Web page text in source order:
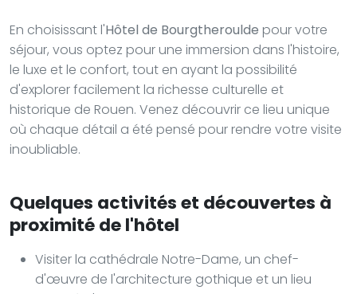
En choisissant l'Hôtel de Bourgtheroulde pour votre
séjour, vous optez pour une immersion dans l'histoire,
le luxe et le confort, tout en ayant la possibilité
d'explorer facilement la richesse culturelle et
historique de Rouen. Venez découvrir ce lieu unique
où chaque détail a été pensé pour rendre votre visite
inoubliable.
Quelques activités et découvertes à
proximité de l'hôtel
Visiter la cathédrale Notre-Dame, un chef-
d'œuvre de l'architecture gothique et un lieu